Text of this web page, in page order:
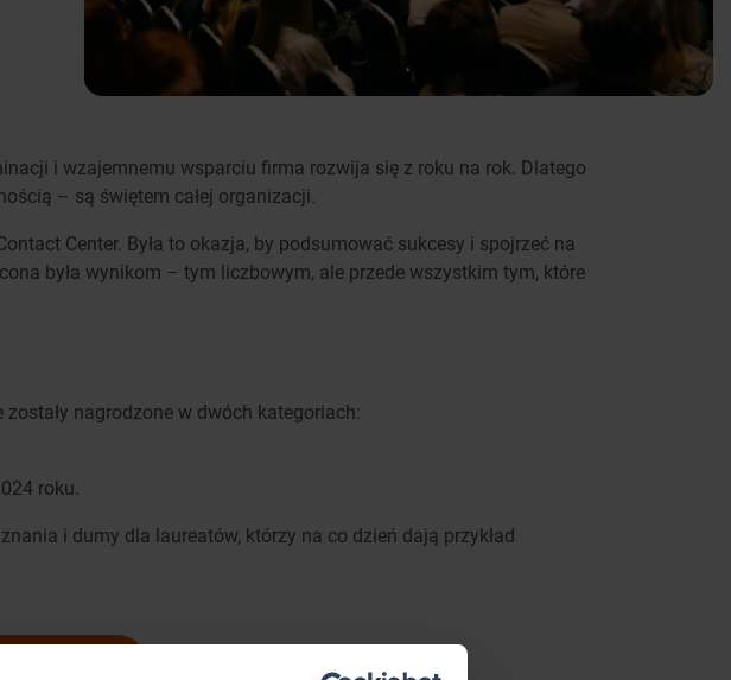
i wzajemnemu wsparciu firma rozwija się z roku na rok. Dlatego
– są świętem całej organizacji.
Center. Była to okazja, by podsumować sukcesy i spojrzeć na
była wynikom – tym liczbowym, ale przede wszystkim tym, które
nagrodzone w dwóch kategoriach:
roku.
i dumy dla laureatów, którzy na co dzień dają przykład